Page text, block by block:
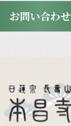
お問い合わせ